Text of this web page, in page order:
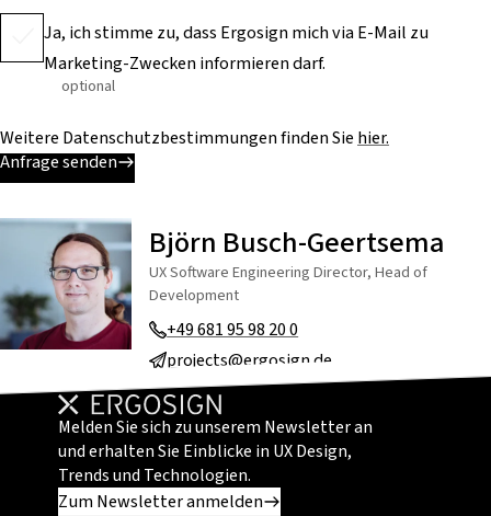
Ja, ich stimme zu, dass Ergosign mich via E-Mail zu
Marketing-Zwecken informieren darf.
optional
Weitere Datenschutzbestimmungen finden Sie hier.
Anfrage senden
Björn Busch-Geertsema
UX Software Engineering Director, Head of
Development
+49 681 95 98 20 0
projects@ergosign.de
Melden Sie sich zu unserem Newsletter an
und erhalten Sie Einblicke in UX Design,
Trends und Technologien.
Zum Newsletter anmelden